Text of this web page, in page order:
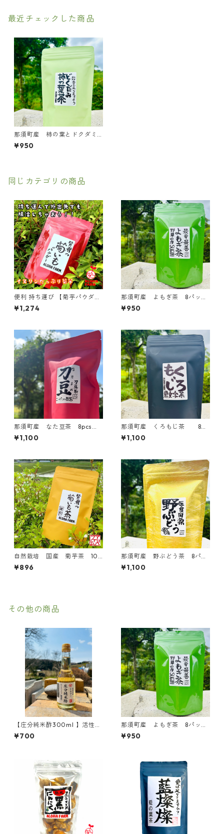
最近チェックした商品
那須町産 柿の葉とドクダミ
茶 ８パック
¥950
同じカテゴリの商品
便利 持ち運び 【菊芋パウダ
ー】 80ｇ 国産 きくいも パウ
ダー 糖
¥1,274
那須町産 よもぎ茶 8パック
入り ミネラル 珪素 国
産 無添加 ティーパック
¥950
那須町産 なた豆茶 8pcs
ナタマメ茶 なたまめ茶 刀
豆茶 国産 効能
¥1,100
那須町産 くろもじ茶 8パ
ック入り 黒文字茶 クロ
モジ茶 ティーパック 国産
¥1,100
自然栽培 国産 菊芋茶 10
パック
¥896
那須町産 野ぶどう茶 8パッ
ク入り 国産 馬ぶどう
実入り
¥1,100
その他の商品
【庄分純米酢300ml 】活性
腸活 純米酢 無添加 純米 国産
¥700
那須町産 よもぎ茶 8パック
入り ミネラル 珪素 国
産 無添加 ティーパック
¥950